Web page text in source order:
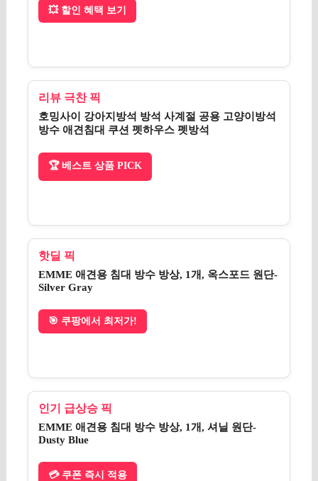
💥 할인 혜택 보기
리뷰 극찬 픽
호밍사이 강아지방석 방석 사계절 공용 고양이방석
방수 애견침대 쿠션 펫하우스 펫방석
🏆 베스트 상품 PICK
핫딜 픽
EMME 애견용 침대 방수 방상, 1개, 옥스포드 원단-
Silver Gray
🎯 쿠팡에서 최저가!
인기 급상승 픽
EMME 애견용 침대 방수 방상, 1개, 셔닐 원단-
Dusty Blue
💳 쿠폰 즉시 적용